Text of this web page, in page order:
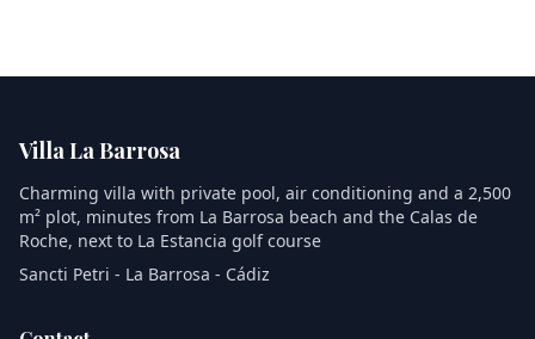
Villa La Barrosa
Charming villa with private pool, air conditioning and a 2,500
m² plot, minutes from La Barrosa beach and the Calas de
Roche, next to La Estancia golf course
Sancti Petri - La Barrosa - Cádiz